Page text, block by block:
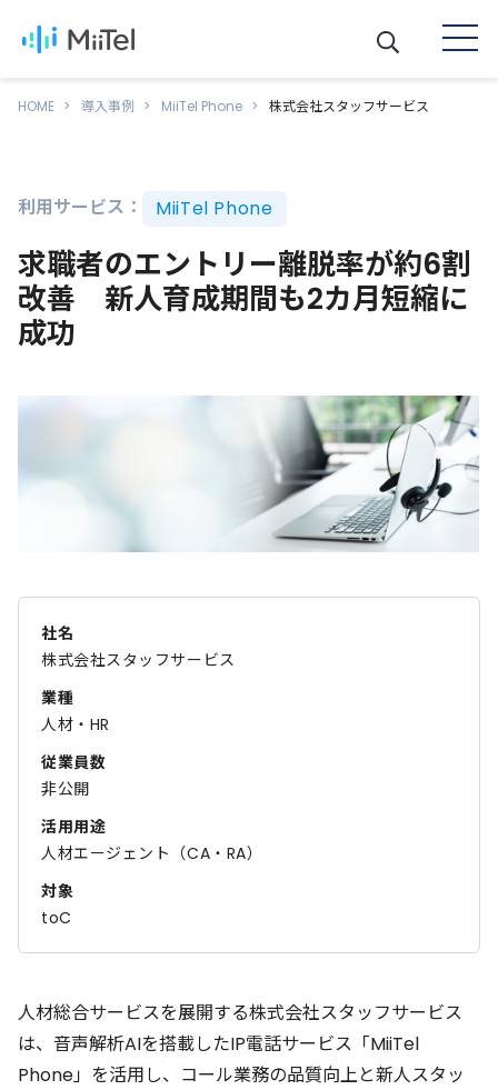
HOME 導入事例 MiiTel Phone 株式会社スタッフサービス
利用サービス： MiiTel Phone
求職者のエントリー離脱率が約6割
改善 新人育成期間も2カ月短縮に
成功
社名
株式会社スタッフサービス
業種
人材・HR
従業員数
非公開
活用用途
人材エージェント（CA・RA）
対象
toC
人材総合サービスを展開する株式会社スタッフサービス
は、音声解析AIを搭載したIP電話サービス「MiiTel
Phone」を活用し、コール業務の品質向上と新人スタッ